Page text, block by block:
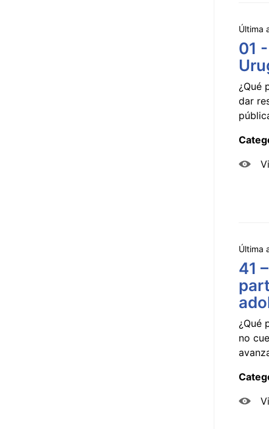
Última
01
¿Qué
dar
Última
41
¿Qué
no